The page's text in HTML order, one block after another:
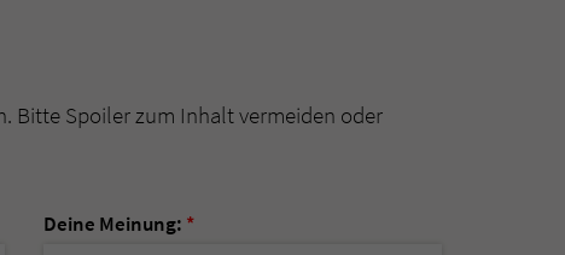
Bitte Spoiler zum Inhalt vermeiden oder
Deine Meinung: *